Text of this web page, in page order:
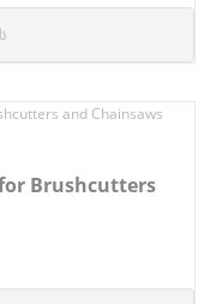
for Brushcutters